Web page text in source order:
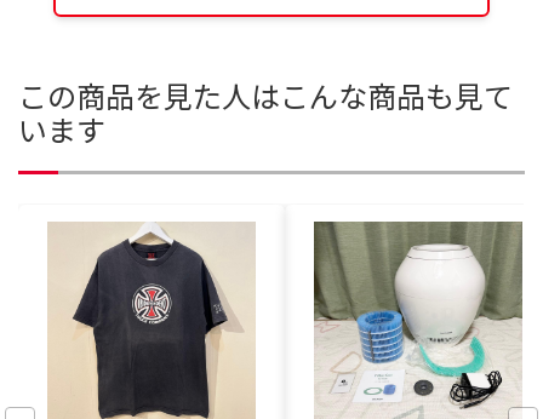
この商品を見た人はこんな商品も見て
います